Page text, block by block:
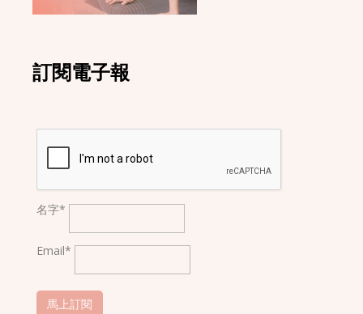
訂閱電子報
名字*
Email*